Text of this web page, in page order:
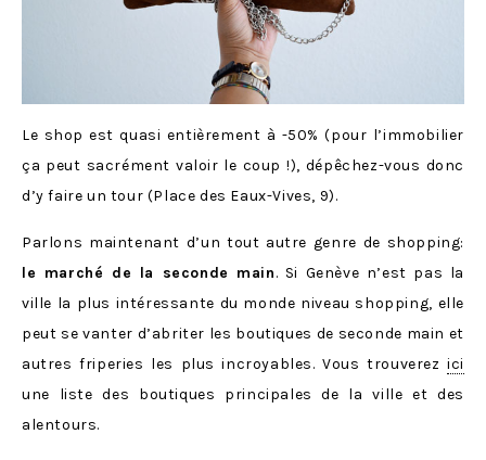
Le shop est quasi entièrement à -50% (pour l’immobilier
ça peut sacrément valoir le coup !), dépêchez-vous donc
d’y faire un tour (Place des Eaux-Vives, 9).
Parlons maintenant d’un tout autre genre de shopping:
le marché de la seconde main. Si Genève n’est pas la
ville la plus intéressante du monde niveau shopping, elle
peut se vanter d’abriter les boutiques de seconde main et
autres friperies les plus incroyables. Vous trouverezici
une liste des boutiques principales de la ville et des
alentours.